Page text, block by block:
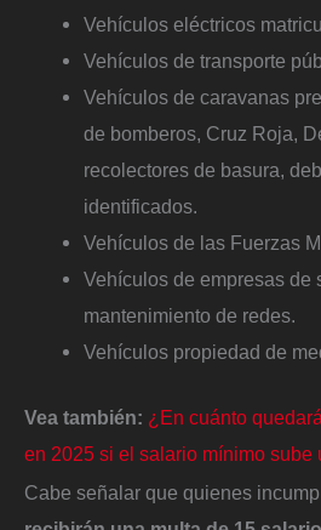
Vehículos eléctricos
Vehículos de transporte
Vehículos de caravanas
de bomberos, Cruz Roja,
recolectores de basura,
identificados.
Vehículos de las Fuerzas
Vehículos de empresas de
mantenimiento de redes.
Vehículos propiedad de
Vea también: ¿En cuánto
en 2025 si el salario mínimo sube
Cabe señalar que quienes